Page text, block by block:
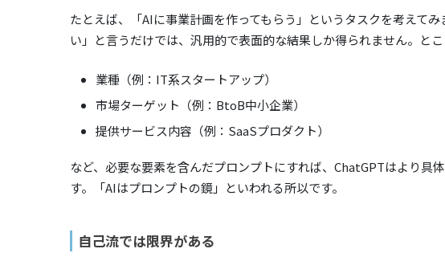
たとえば、「AIに事業計画を作ってもらう」というタスクを考えて
い」と言うだけでは、汎用的で表面的な結果しか得られません。とこ
業種（例：IT系スタートアップ）
市場ターゲット（例：BtoB中小企業）
提供サービス内容（例：SaaSプロダクト）
など、必要な要素を含んだプロンプトにすれば、ChatGPTはより具
す。「AIはプロンプトの鏡」といわれる所以です。
自己流では限界がある